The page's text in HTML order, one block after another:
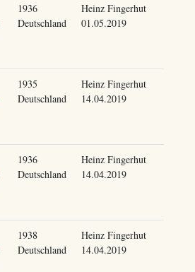
1936
Deutschland
Heinz Fingerhut
01.05.2019
1935
Deutschland
Heinz Fingerhut
14.04.2019
1936
Deutschland
Heinz Fingerhut
14.04.2019
1938
Deutschland
Heinz Fingerhut
14.04.2019